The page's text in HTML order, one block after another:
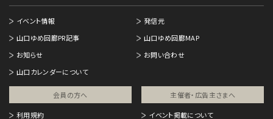
イベント情報
発信元
山口ゆめ回廊PR記事
山口ゆめ回廊MAP
お知らせ
お問い合わせ
山口カレンダーについて
会員の方へ
利用規約
主催者・広告主さまへ​
イベント掲載について